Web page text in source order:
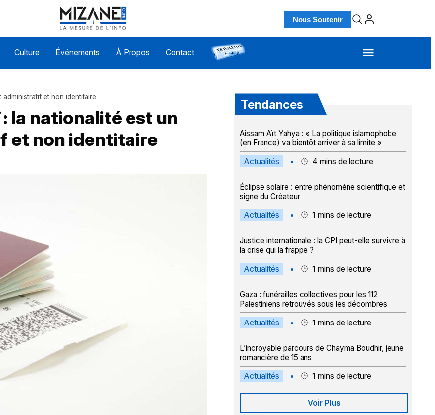
Nous Soutenir
Culture Événements À Propos Contact
administratif et non identitaire
la nationalité est un
et non identitaire
Tendances
Aissam Aït Yahya : « La politique islamophobe
(en France) va bientôt arriver à sa limite »
Actualités • 4 mins de lecture
Éclipse solaire : entre phénomène scientifique et
signe du Créateur
Actualités • 1 mins de lecture
Justice internationale : la CPI peut-elle survivre à
la crise qui la frappe ?
Actualités • 1 mins de lecture
Gaza : funérailles collectives pour les 112
Palestiniens retrouvés sous les décombres
Actualités • 1 mins de lecture
L’incroyable parcours de Chayma Boudhir, jeune
romancière de 15 ans
Actualités • 1 mins de lecture
Voir Plus